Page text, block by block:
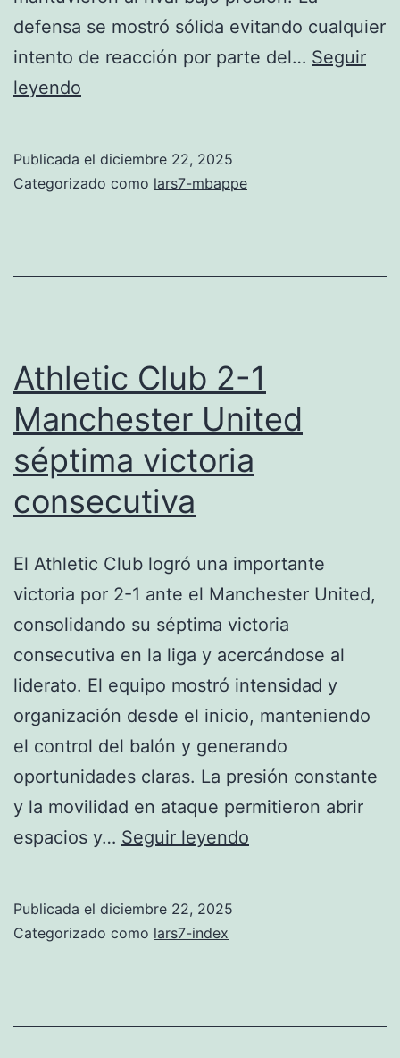
defensa se mostró sólida evitando cualquier
intento de reacción por parte del… Seguir
leyendo
aseguran
Publicada el diciembre 22, 2025
Categorizado como lars7-mbappe
Athletic Club 2-1
Manchester United
séptima victoria
consecutiva
El Athletic Club logró una importante
victoria por 2-1 ante el Manchester United,
consolidando su séptima victoria
consecutiva en la liga y acercándose al
liderato. El equipo mostró intensidad y
organización desde el inicio, manteniendo
el control del balón y generando
oportunidades claras. La presión constante
y la movilidad en ataque permitieron abrir
espacios y… Seguir leyendo
Publicada el diciembre 22, 2025
Categorizado como lars7-index